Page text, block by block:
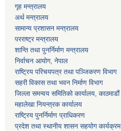
गृह मन्त्रालय
अर्थ मन्त्रालय
सामान्य प्रशासन मन्त्रालय
परराष्ट्र मन्त्रालय
शान्ति तथा पुनर्निर्माण मन्त्रालय
निर्वाचन आयोग, नेपाल
राष्ट्रिय परिचयपत्र तथा पञ्जिकरण विभाग
सहरी विकास तथा भवन निर्माण विभाग
जिल्ला समन्वय समितिको कार्यालय, काठमाडौं
महालेखा नियन्त्रक कार्यालय
राष्ट्रिय पुनर्निर्माण प्राधिकरण
प्रदेश तथा स्थानीय शासन सहयोग कार्यक्रम